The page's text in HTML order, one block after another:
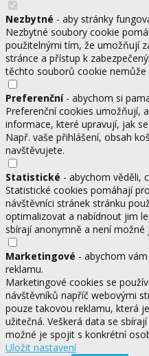
Nezbytné - aby stránky
Nezbytné soubory cookie
použitelnými tím, že umožňují
stránce a přístup k
těchto souborů cookie nemůže
Preferenční- abychom si
Preferenční cookies umožňují,
informace, které upravují, jak
Např. vaše přihlášení, obsah
navštěvujete.
Statistické - abychom věděli,
Statistické cookies pomáhají
návštěvníci stránek stránku
optimalizovat a nabídnout jim
sbírají anonymně a není
Marketingové - abychom
reklamu.
Marketingové cookies se
návštěvníků napříč webovými
pouze takovou reklamu, která
užitečná. Veškerá data se
možné je spojit s konkrétní
Uložit nastavení